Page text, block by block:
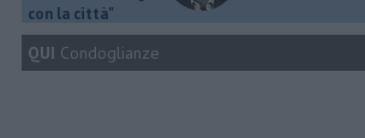
con la città"
QUI Condoglianze